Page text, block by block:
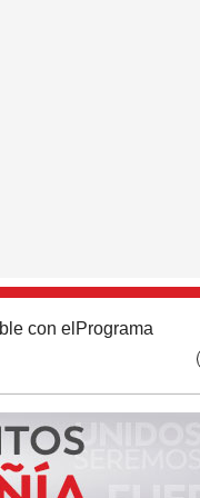
con el Programa